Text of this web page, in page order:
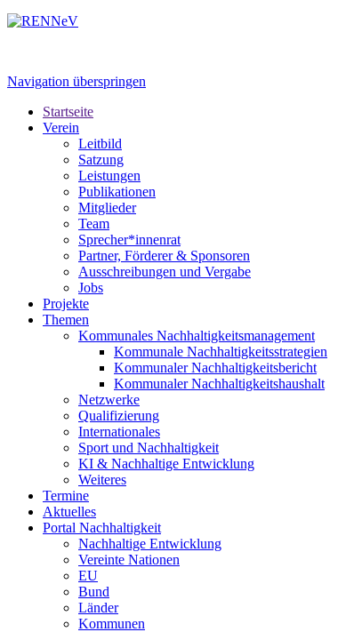
Navigation überspringen
Startseite
Verein
Leitbild
Satzung
Leistungen
Publikationen
Mitglieder
Team
Sprecher*innenrat
Partner, Förderer & Sponsoren
Ausschreibungen und Vergabe
Jobs
Projekte
Themen
Kommunales Nachhaltigkeitsmanagement
Kommunale Nachhaltigkeitsstrategien
Kommunaler Nachhaltigkeitsbericht
Kommunaler Nachhaltigkeitshaushalt
Netzwerke
Qualifizierung
Internationales
Sport und Nachhaltigkeit
KI & Nachhaltige Entwicklung
Weiteres
Termine
Aktuelles
Portal Nachhaltigkeit
Nachhaltige Entwicklung
Vereinte Nationen
EU
Bund
Länder
Kommunen